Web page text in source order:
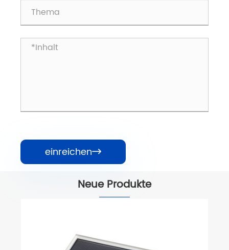
einreichen
Neue Produkte